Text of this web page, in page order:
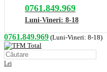
0761.849.969
Luni-Vineri: 8-18
0761.849.969 (Luni-Vineri: 8-18)
Lei